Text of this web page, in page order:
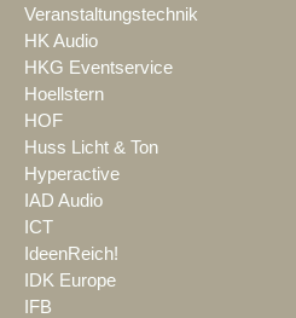
Veranstaltungstechnik
HK Audio
HKG Eventservice
Hoellstern
HOF
Huss Licht & Ton
Hyperactive
IAD Audio
ICT
IdeenReich!
IDK Europe
IFB